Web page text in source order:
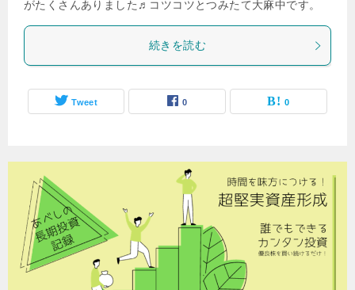
がたくさんありました♬コツコツとつみたて大麻中です。
続きを読む
Tweet 0 0